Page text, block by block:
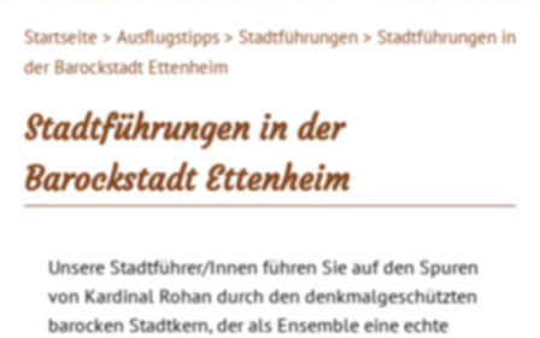
Startseite > Ausflugstipps > Stadtführungen > Stadtführungen in
der Barockstadt Ettenheim
Stadtführungen in der
Barockstadt Ettenheim
Unsere Stadtführer/Innen führen Sie auf den Spuren
von Kardinal Rohan durch den denkmalgeschützten
barocken Stadtkern, der als Ensemble eine echte